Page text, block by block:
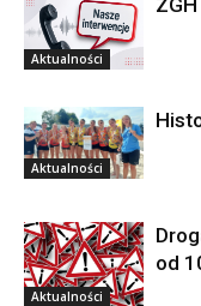
Aktualności
Aktualności
Aktualności
od